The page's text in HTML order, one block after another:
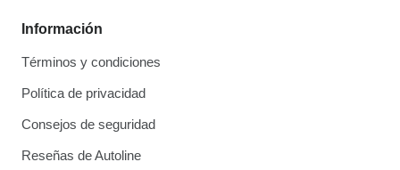
Información
Términos y condiciones
Política de privacidad
Consejos de seguridad
Reseñas de Autoline